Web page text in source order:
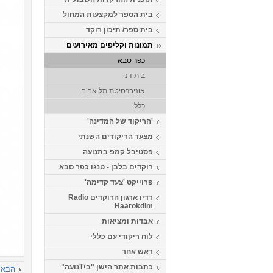
בית הספר למקצעות המחול
בית ספר/ תיכון רוקד
תמונות וקליפים מאירועים
כפר סבא
בית דני
אוניברסיטת תל אביב
כללי
'הריקוד של המדינה'
מצעד הריקודים השנתי
פסטיבל קמפ בתנועה
רוקדים בלבן - טנגו כפר סבא
פרוייקט 'צעד קדימה'
רדיו ארגון הרוקדים Radio
Haarokdim
אבדות ומציאות
לוח ריקודי עם כללי
ראש אחר
כתבות אתר הישן "ביTנועה"
הבא